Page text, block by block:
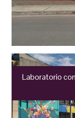
Laboratorio